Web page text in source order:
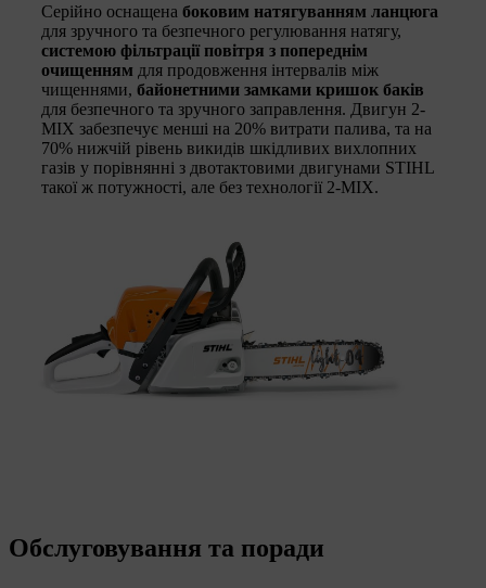
Серійно оснащена боковим натягуванням ланцюга
для зручного та безпечного регулювання натягу,
системою фільтрації повітря з попереднім
очищенням для продовження інтервалів між
чищеннями, байонетними замками кришок баків
для безпечного та зручного заправлення. Двигун 2-
МІХ забезпечує менші на 20% витрати палива, та на
70% нижчій рівень викидів шкідливих вихлопних
газів у порівнянні з двотактовими двигунами STIHL
такої ж потужності, але без технології 2-MIX.
Обслуговування та поради